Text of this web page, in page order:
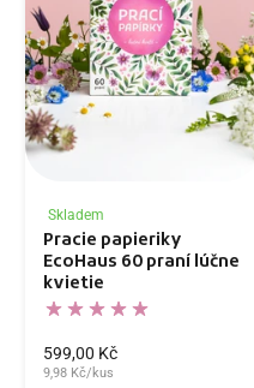
Skladem
Pracie papieriky
EcoHaus 60 praní lúčne
kvietie
599,00 Kč
9,98 Kč/kus